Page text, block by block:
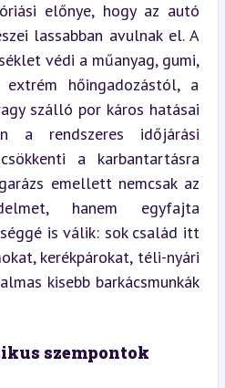
előnye, hogy az autó
lassabban avulnak el. A
védi a műanyag, gumi,
hőingadozástól, a
szálló por káros hatásai
a rendszeres időjárási
a karbantartásra
emellett nemcsak az
hanem egyfajta
is válik: sok család itt
kerékpárokat, téli-nyári
kisebb barkácsmunkák
szempontok